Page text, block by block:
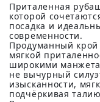
Приталенная
которой
посадка и
современности.
Продуманный
мягкой
широкими
не вычурный
изысканности,
подчёркивая